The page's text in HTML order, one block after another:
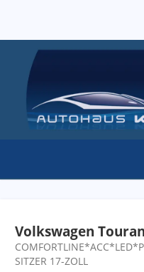
Volkswagen Touran
SITZER 17-ZOLL